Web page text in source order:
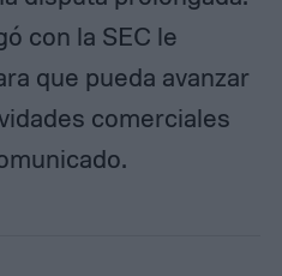
con la SEC le
que pueda avanzar
comerciales